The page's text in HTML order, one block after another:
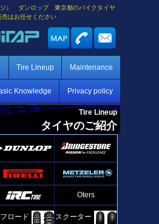
） ダンロップ 東京都のバイクタイヤ
はお任せください
Tire Lineup Maintenance
Knowledge Privacy policy
Tire Lineup
タイヤのご紹介
Oters
ロード スクーター